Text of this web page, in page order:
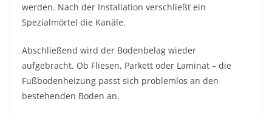
werden. Nach der Installation verschließt ein
Spezialmörtel die Kanäle.
Abschließend wird der Bodenbelag wieder
aufgebracht. Ob Fliesen, Parkett oder Laminat – die
Fußbodenheizung passt sich problemlos an den
bestehenden Boden an.